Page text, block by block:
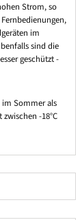
Strom, so
im
sind die
geschützt -
Sommer als
-18°C